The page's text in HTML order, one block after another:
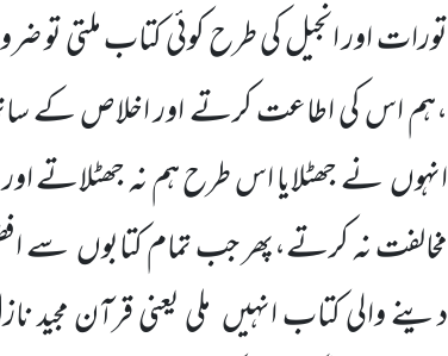
تورات اور انجیل کی طرح کوئی کتاب ملتی تو
،ہم اس کی اطاعت کرتے اور اخلاص کے
انہوں نے جھٹلایا اس طرح ہم نہ
مخالفت نہ کرتے،پھر جب تمام کتابوں سے
دینے والی کتاب انہیں ملی یعنی قرآن